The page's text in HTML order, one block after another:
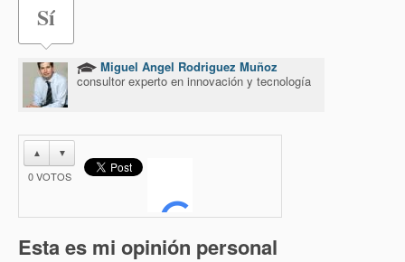
Sí
Miguel Angel Rodriguez Muñoz
consultor experto en innovación y tecnología
▲ ▼
0VOTOS
Esta es mi opinión personal